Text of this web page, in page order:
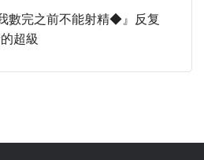
數完之前不能射精◆』反复
超級